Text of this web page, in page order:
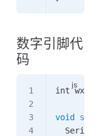
数字引脚代
码
int wxPin
void
  Serial